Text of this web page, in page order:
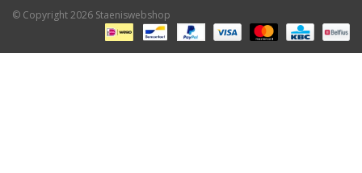
© Copyright 2026 Staeniswebshop